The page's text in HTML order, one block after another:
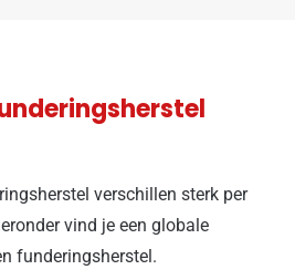
verschillen sterk per
vind je een globale
funderingsherstel.